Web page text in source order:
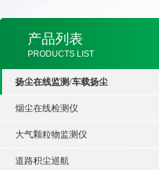
产品列表
PRODUCTS LIST
扬尘在线监测/车载扬尘
烟尘在线检测仪
大气颗粒物监测仪
道路积尘巡航